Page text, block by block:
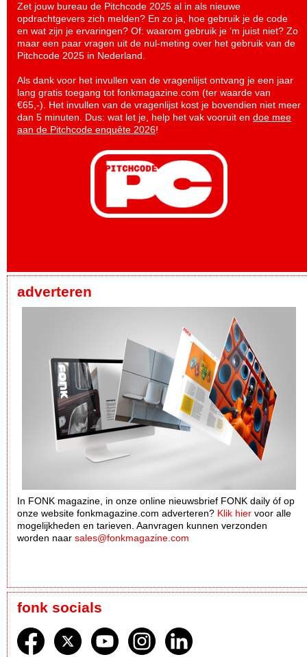
Zet jouw bureau de Pitchcode 2025 al in als nieuwe
opdrachtgevers zich melden? En zo ja, hoe gebruik je de code
en wat zijn je ervaringen? Of: waarom gebruik je ‘m juist niet? Zo
maar een paar vragen uit de nul-meting over het gebruik van de
Pitchcode 2025 in Nederland.
Als dank voor het invullen van de vragenlijst ontvang je een jaar
lang gratis toegang tot fonkmagazine.com (ter waarde van
€65,-). Het invullen van de vragenlijst kost je bovendien niet meer
dan 5 minuten. Dus: wat let je, help het vak vooruit en doe mee
aan de Pitchcode enquête 2026!
adverteren
In FONK magazine, in onze online nieuwsbrief FONK daily óf op
onze website fonkmagazine.com adverteren? Klik hier voor alle
mogelijkheden en tarieven. Aanvragen kunnen verzonden
worden naar sales@fonkmagazine.com
fonk socials